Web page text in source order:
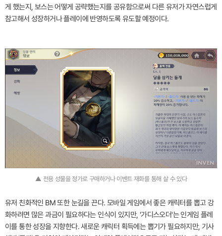
게 했는지, 보스는 어떻게 공략했는지를 공유함으로써 다른 유저가 자연스럽게
참고해서 성장하거나 플레이에 반영하도록 유도할 예정이다.
▲ 전용 성물을 정가로 구매하거나 이벤트 재화를 통해 살 수 있다
유저 친화적인 BM 또한 눈길을 끈다. 모바일 게임에서 좋은 캐릭터를 뽑고 강
화하려면 많은 과금이 필요하다는 인식이 있지만, '가디스오더'는 인게임 플레
이를 통한 성장을 지향한다. 새로운 캐릭터 획득에는 뽑기가 필요하지만, 기사